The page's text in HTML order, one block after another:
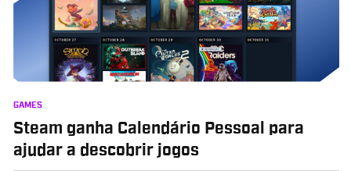
GAMES
Steam ganha Calendário Pessoal para
ajudar a descobrir jogos